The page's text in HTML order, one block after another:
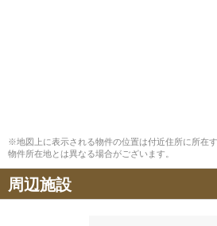
※地図上に表示される物件の位置は付近住所に所在
物件所在地とは異なる場合がございます。
周辺施設